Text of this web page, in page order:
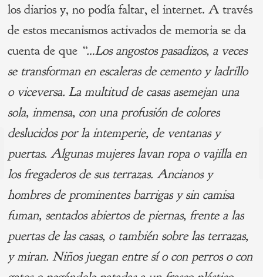
los diarios y, no podía faltar, el internet. A través
de estos mecanismos activados de memoria se da
cuenta de que “…Los angostos pasadizos, a veces
se transforman en escaleras de cemento y ladrillo
o viceversa. La multitud de casas asemejan una
sola, inmensa, con una profusión de colores
deslucidos por la intemperie, de ventanas y
puertas. Algunas mujeres lavan ropa o vajilla en
los fregaderos de sus terrazas. Ancianos y
hombres de prominentes barrigas y sin camisa
fuman, sentados abiertos de piernas, frente a las
puertas de las casas, o también sobre las terrazas,
y miran. Niños juegan entre sí o con perros o con
Navegación
de
entradas